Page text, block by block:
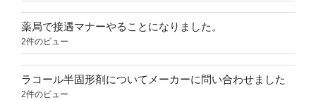
薬局で接遇マナーやることになりました。
2件のビュー
ラコール半固形剤についてメーカーに問い合わせました
2件のビュー